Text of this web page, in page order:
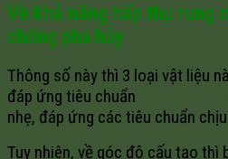
Về khả năng hấp thụ rung
chống phá hủy
Thông số này thì 3 loại vật liệu
đáp ứng tiêu chuẩn
nhẹ, đáp ứng các tiêu chuẩn
Tuy nhiên, về góc độ cấu tạo